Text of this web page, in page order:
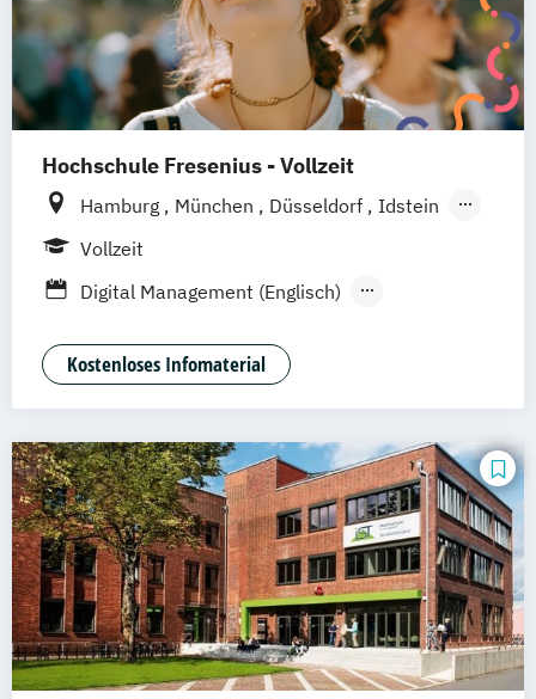
Hochschule Fresenius - Vollzeit
Hamburg München Düsseldorf
Idstein
Berlin
Braunschweig Erfurt
Vollzeit
Digital Management (Englisch)
Mediendesign & Management
Medienmanagement und Digitales
Kostenloses Infomaterial